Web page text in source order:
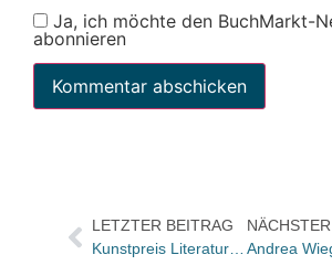
Ja, ich möchte den BuchMarkt-
abonnieren
LETZTER BEITRAG
Kunstpreis Literatur 2013 der Akademie der Künste Berlin geht an Reinhard Kaiser-Mühlecker